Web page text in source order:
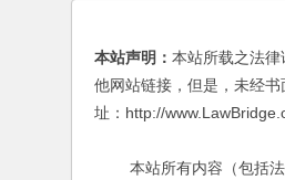
本站声明： 本站所载之法
他网站链接，但是，未经
址：http://
本站所有内容（包括法